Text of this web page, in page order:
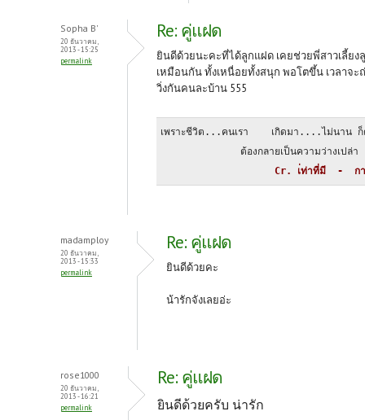
Sopha B'
20 ธันวาคม,
2013 - 15:25
permalink
Re: คู่แฝด
ยินดีด้วยนะคะที่ได้ลูกแฝด เคยช่วยพี่สาวเลี้ยง
เหมือนกัน ทั้งเหนื่อยทั้งสนุก พอโตขึ้น เวลาจะ
วิ่งกันคนละบ้าน 555
เพราะชีวิต...คนเรา    เกิดมา....ไม่นาน ก็
ต้องกลายเป็นความว่างเ
Cr. เ่ท่าที่มี  -  กา
madamploy
20 ธันวาคม,
2013 - 15:33
permalink
Re: คู่แฝด
ยินดีด้วยคะ
น้ารักจังเลยอ่ะ
rose1000
20 ธันวาคม,
2013 - 16:21
permalink
Re: คู่แฝด
ยินดีด้วยครับ น่ารัก